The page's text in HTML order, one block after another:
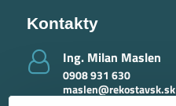
Kontakty
Ing​. Milan Maslen
0908 931 630
maslen@rekostavsk.sk